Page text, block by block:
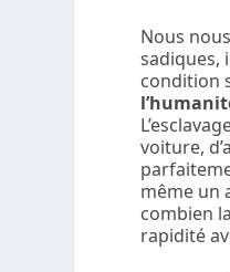
Nous
sadiques,
condition
voiture,
même un
combien
rapidité